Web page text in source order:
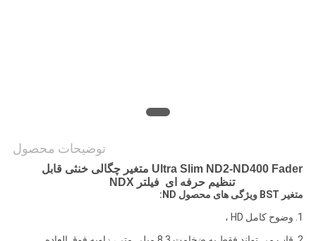
توضیحات محصول
Ultra Slim ND2-ND400 Fader متغیر چگالی خنثی قابل
تنظیم حرفه ای فیلتر NDX
متغیر BST ویژگی های محصول ND:
1. وضوح کامل HD ،